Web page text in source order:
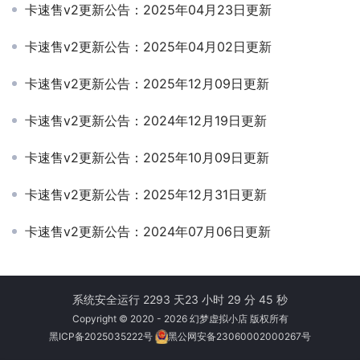
卡速售v2更新公告：2025年04月23日更新
卡速售v2更新公告：2025年04月02日更新
卡速售v2更新公告：2025年12月09日更新
卡速售v2更新公告：2024年12月19日更新
卡速售v2更新公告：2025年10月09日更新
卡速售v2更新公告：2025年12月31日更新
卡速售v2更新公告：2024年07月06日更新
系统安全运行 2293 天23 小时 29 分 45 秒
Copyright © 2020 - 2026 幻梦虚拟小店 版权所有
黑ICP备2025035222号
黑公网安备23060002000267号